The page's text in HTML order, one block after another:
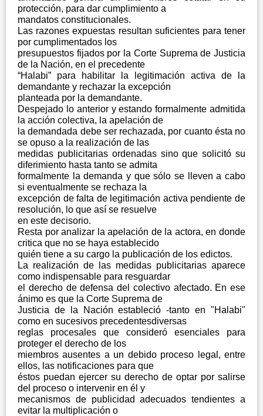
protección, para dar cumplimiento a
mandatos constitucionales.
Las razones expuestas resultan suficientes para tener
por cumplimentados los
presupuestos fijados por la Corte Suprema de Justicia
de la Nación, en el precedente
“Halabi” para habilitar la legitimación activa de la
demandante y rechazar la excepción
planteada por la demandante.
Despejado lo anterior y estando formalmente admitida
la acción colectiva, la apelación de
la demandada debe ser rechazada, por cuanto ésta no
se opuso a la realización de las
medidas publicitarias ordenadas sino que solicitó su
diferimiento hasta tanto se admita
formalmente la demanda y que sólo se lleven a cabo
si eventualmente se rechaza la
excepción de falta de legitimación activa pendiente de
resolución, lo que así se resuelve
en este decisorio.
Resta por analizar la apelación de la actora, en donde
critica que no se haya establecido
quién tiene a su cargo la publicación de los edictos.
La realización de las medidas publicitarias aparece
como indispensable para resguardar
el derecho de defensa del colectivo afectado. En ese
ánimo es que la Corte Suprema de
Justicia de la Nación estableció -tanto en "Halabi"
como en sucesivos precedentesdiversas
reglas procesales que consideró esenciales para
proteger el derecho de los
miembros ausentes a un debido proceso legal, entre
ellos, las notificaciones para que
éstos puedan ejercer su derecho de optar por salirse
del proceso o intervenir en él y
mecanismos de publicidad adecuados tendientes a
evitar la multiplicación o